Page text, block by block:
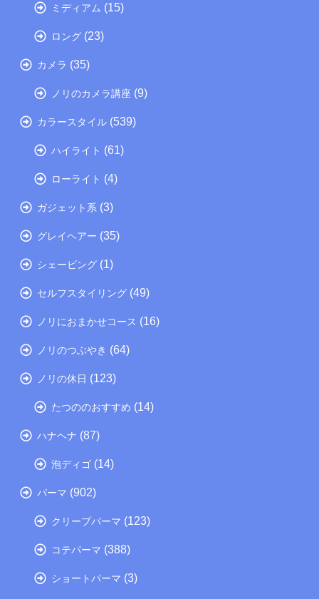
ミディアム (15)
ロング (23)
カメラ (35)
ノリのカメラ講座 (9)
カラースタイル (539)
ハイライト (61)
ローライト (4)
ガジェット系 (3)
グレイヘアー (35)
シェービング (1)
セルフスタイリング (49)
ノリにおまかせコース (16)
ノリのつぶやき (64)
ノリの休日 (123)
たつののおすすめ (14)
ハナヘナ (87)
泡ディゴ (14)
パーマ (902)
クリープパーマ (123)
コテパーマ (388)
ショートパーマ (3)